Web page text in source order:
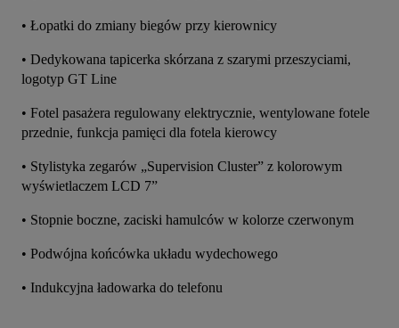
• Łopatki do zmiany biegów przy kierownicy
• Dedykowana tapicerka skórzana z szarymi przeszyciami,
logotyp GT Line
• Fotel pasażera regulowany elektrycznie, wentylowane fotele
przednie, funkcja pamięci dla fotela kierowcy
• Stylistyka zegarów „Supervision Cluster” z kolorowym
wyświetlaczem LCD 7”
• Stopnie boczne, zaciski hamulców w kolorze czerwonym
• Podwójna końcówka układu wydechowego
• Indukcyjna ładowarka do telefonu